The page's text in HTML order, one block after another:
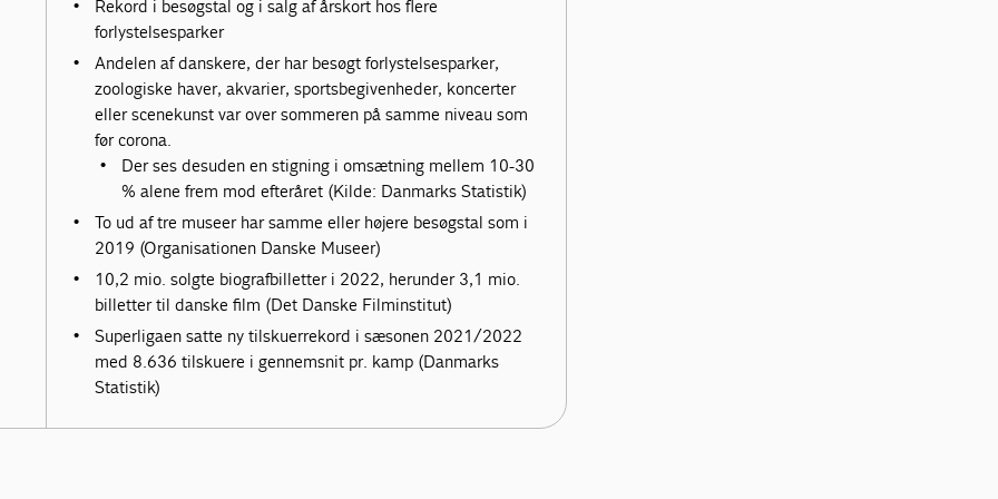
Rekord i besøgstal og i salg af årskort hos flere
forlystelsesparker
Andelen af danskere, der har besøgt forlystelsesparker,
zoologiske haver, akvarier, sportsbegivenheder, koncerter
eller scenekunst var over sommeren på samme niveau som
før corona.
Der ses desuden en stigning i omsætning mellem 10-30
% alene frem mod efteråret (Kilde: Danmarks Statistik)
To ud af tre museer har samme eller højere besøgstal som i
2019 (Organisationen Danske Museer)
10,2 mio. solgte biografbilletter i 2022, herunder 3,1 mio.
billetter til danske film (Det Danske Filminstitut)
Superligaen satte ny tilskuerrekord i sæsonen 2021/2022
med 8.636 tilskuere i gennemsnit pr. kamp (Danmarks
Statistik)